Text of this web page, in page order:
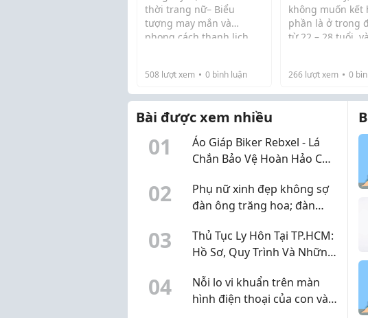
thời trang nữ– Biểu
tượng may mắn và
phong cách thanh lịch
giản nhưng mang nhiều
thích bởi vẻ đẹp vượt
th...
508 lượt xem 0 bình luận
không muốn kết
phần là ở trong
từ 22 – 28 tuổi,
1. Họ không
thân phải chiều
của người khác
266 lượt xem 0
Bài được xem nhiều
01
Áo Giáp Biker Rebxel - Lá
Chắn Bảo Vệ Hoàn Hảo Cho
02
Phụ nữ xinh đẹp không sợ
đàn ông trăng hoa; đàn
chẳng ngại phụ nữ thực tế
03
Thủ Tục Ly Hôn Tại TP.HCM:
Hồ Sơ, Quy Trình Và Những
04
Nỗi lo vi khuẩn trên màn
hình điện thoại của con và